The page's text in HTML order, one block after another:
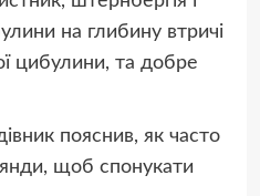
на глибину втричі
цибулини, та добре
пояснив, як часто
щоб спонукати